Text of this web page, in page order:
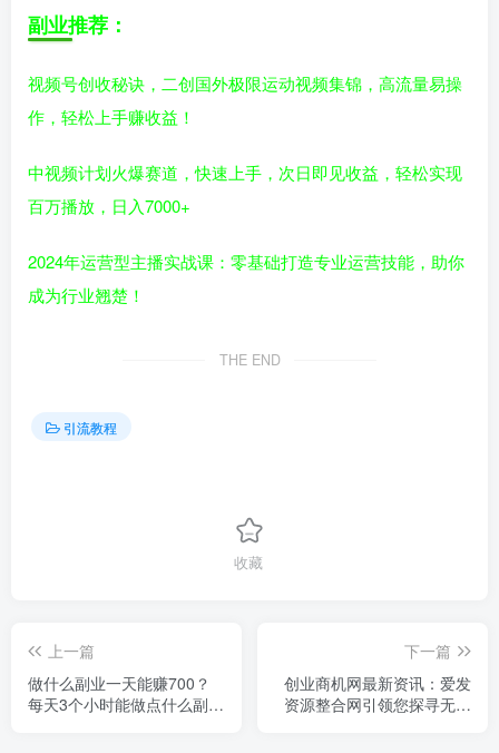
副业推荐：
视频号创收秘诀，二创国外极限运动视频集锦，高流量易操
作，轻松上手赚收益！
中视频计划火爆赛道，快速上手，次日即见收益，轻松实现
百万播放，日入7000+
2024年运营型主播实战课：零基础打造专业运营技能，助你
成为行业翘楚！
THE END
引流教程
收藏
上一篇
做什么副业一天能赚700？
每天3个小时能做点什么副
下一篇
创业商机网最新资讯：爱发
资源整合网引领您探寻无限